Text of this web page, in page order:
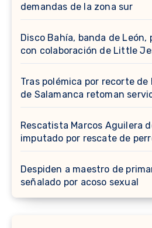
demandas de la zona sur
Disco Bahía, banda de León,
con colaboración de Little
Tras polémica por recorte
de Salamanca retoman
Rescatista Marcos Aguilera
imputado por rescate de
Despiden a maestro de
señalado por acoso sexual